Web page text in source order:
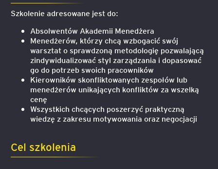
Szkolenie adresowane jest do:
Absolwentów Akademii Menedżera
Menedżerów, którzy chcą wzbogacić swój
warsztat o sprawdzoną metodologię pozwalającą
zindywidualizować styl zarządzania i dopasować
go do potrzeb swoich pracowników
Kierowników skonfliktowanych zespołów lub
menedżerów unikających konfliktów za wszelką
cenę
Wszystkich chcących poszerzyć praktyczną
wiedzę z zakresu motywowania oraz negocjacji
Cel szkolenia